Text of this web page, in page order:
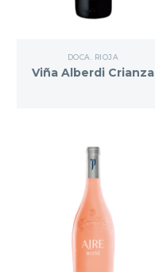
DOCA. RIOJA
Viña Alberdi Crianza